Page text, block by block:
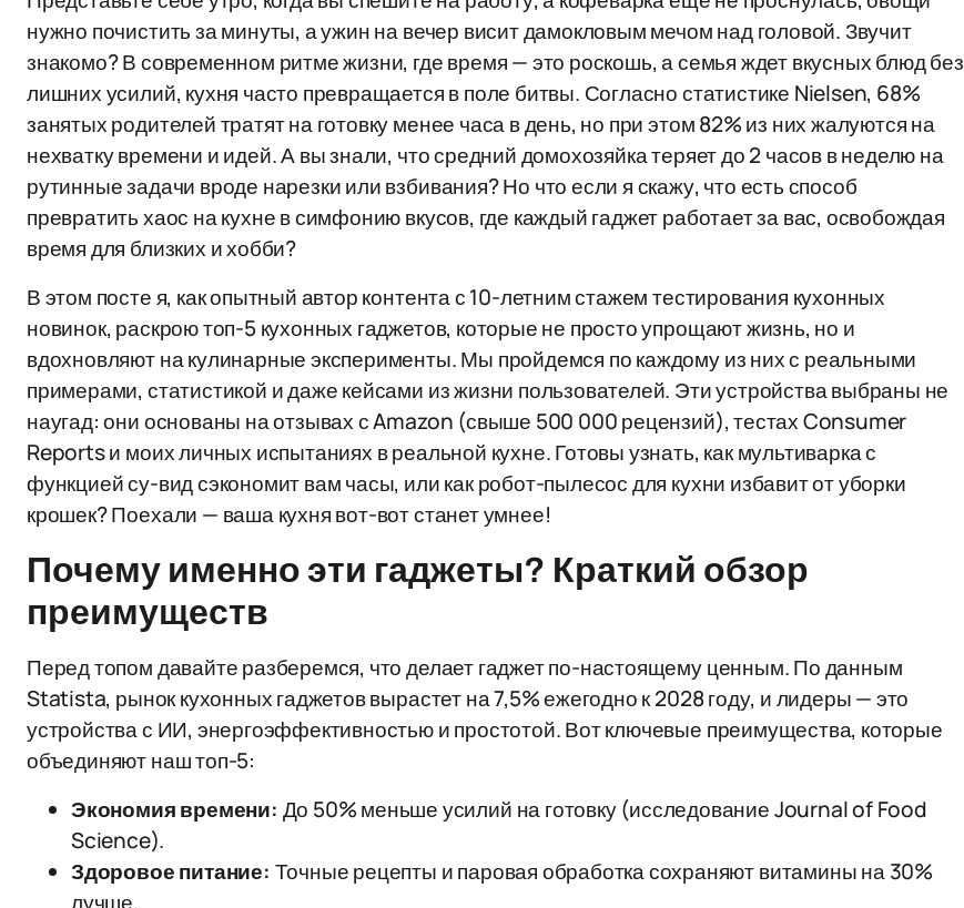
нужно почистить за минуты, а ужин на вечер висит дамокловым мечом над головой. Звучит
знакомо? В современном ритме жизни, где время — это роскошь, а семья ждет вкусных блюд без
лишних усилий, кухня часто превращается в поле битвы. Согласно статистике Nielsen, 68%
занятых родителей тратят на готовку менее часа в день, но при этом 82% из них жалуются на
нехватку времени и идей. А вы знали, что средний домохозяйка теряет до 2 часов в неделю на
рутинные задачи вроде нарезки или взбивания? Но что если я скажу, что есть способ
превратить хаос на кухне в симфонию вкусов, где каждый гаджет работает за вас, освобождая
время для близких и хобби?
В этом посте я, как опытный автор контента с 10-летним стажем тестирования кухонных
новинок, раскрою топ-5 кухонных гаджетов, которые не просто упрощают жизнь, но и
вдохновляют на кулинарные эксперименты. Мы пройдемся по каждому из них с реальными
примерами, статистикой и даже кейсами из жизни пользователей. Эти устройства выбраны не
наугад: они основаны на отзывах с Amazon (свыше 500 000 рецензий), тестах Consumer
Reports и моих личных испытаниях в реальной кухне. Готовы узнать, как мультиварка с
функцией су-вид сэкономит вам часы, или как робот-пылесос для кухни избавит от уборки
крошек? Поехали — ваша кухня вот-вот станет умнее!
Почему именно эти гаджеты? Краткий обзор
преимуществ
Перед топом давайте разберемся, что делает гаджет по-настоящему ценным. По данным
Statista, рынок кухонных гаджетов вырастет на 7,5% ежегодно к 2028 году, и лидеры — это
устройства с ИИ, энергоэффективностью и простотой. Вот ключевые преимущества, которые
объединяют наш топ-5:
Экономия времени: До 50% меньше усилий на готовку (исследование Journal of Food
Science).
Здоровое питание: Точные рецепты и паровая обработка сохраняют витамины на 30%